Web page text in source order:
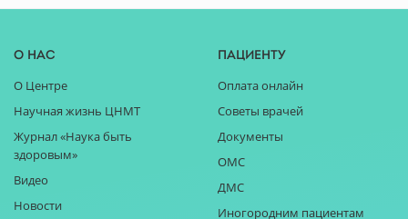
О нас
О Центре
Научная жизнь ЦНМТ
Журнал «Наука быть
здоровым»
Видео
Новости
Пациенту
Оплата онлайн
Советы врачей
Документы
ОМС
ДМС
Иногородним пациентам